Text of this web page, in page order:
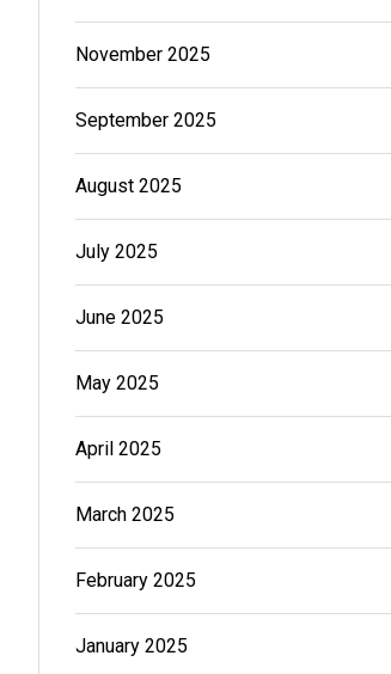
November 2025
September 2025
August 2025
July 2025
June 2025
May 2025
April 2025
March 2025
February 2025
January 2025